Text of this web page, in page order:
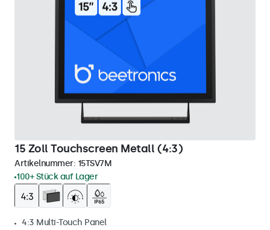
15 Zoll Touchscreen Metall (4:3)
Artikelnummer: 15TSV7M
100+ Stück auf Lager
4:3 Multi-Touch Panel